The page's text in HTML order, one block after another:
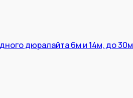
дюралайта 6м и 14м, до 30м